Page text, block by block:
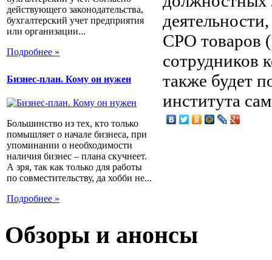
действующего законодательства,
бухгалтерский учет предприятия
или организации...
Подробнее »
Бизнес-план. Кому он нужен
Большинство из тех, кто только
помышляет о начале бизнеса, при
упоминании о необходимости
наличия бизнес – плана скучнеет.
А зря, так как только для работы
по совместительству, да хобби не...
Подробнее »
СРО товаров
сотрудников
также будет
института
Обзоры и анонсы